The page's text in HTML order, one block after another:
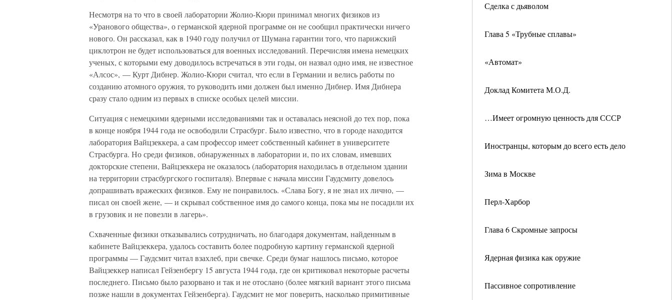
Сделка с дьяволом
Глава 5 «Трубные сплавы»
«Автомат»
Доклад Комитета М.О.Д.
…Имеет огромную ценность для СССР
Иностранцы, которым до всего есть дело
Зима в Москве
Перл-Харбор
Глава 6 Скромные запросы
Ядерная физика как оружие
Пассивное сопротивление
Несмотря на то что в своей лаборатории Жолио-Кюри принимал многих физиков из
«Уранового общества», о германской ядерной программе он не сообщил практически ничего
нового. Он рассказал, как в 1940 году получил от Шумана гарантии того, что парижский
циклотрон не будет использоваться для военных исследований. Перечисляя имена немецких
ученых, с которыми ему доводилось встречаться в эти годы, он назвал одно имя, не известное
«Алсос», — Курт Дибнер. Жолио-Кюри считал, что если в Германии и велись работы по
созданию атомного оружия, то руководить ими должен был именно Дибнер. Имя Дибнера
сразу стало одним из первых в списке особых целей миссии.
Ситуация с немецкими ядерными исследованиями так и оставалась неясной до тех пор, пока
в конце ноября 1944 года не освободили Страсбург. Было известно, что в городе находится
лаборатория Вайцзеккера, а сам профессор имеет собственный кабинет в университете
Страсбурга. Но среди физиков, обнаруженных в лаборатории и, по их словам, имевших
докторские степени, Вайцзеккера не оказалось (лаборатория находилась в отдельном здании
на территории страсбургского госпиталя). Впервые с начала миссии Гаудсмиту довелось
допрашивать вражеских физиков. Ему не понравилось. «Слава Богу, я не знал их лично, —
писал он своей жене, — и скрывал собственное имя до самого конца, пока мы не посадили их
в грузовик и не повезли в лагерь».
Схваченные физики отказывались сотрудничать, но благодаря документам, найденным в
кабинете Вайцзеккера, удалось составить более подробную картину германской ядерной
программы — Гаудсмит читал взахлеб, при свечке. Среди бумаг нашлось письмо, которое
Вайцзеккер написал Гейзенбергу 15 августа 1944 года, где он критиковал некоторые расчеты
последнего. Письмо было разорвано и так и не отослано (более мягкий вариант этого письма
позже нашли в документах Гейзенберга). Гаудсмит не мог поверить, насколько примитивные